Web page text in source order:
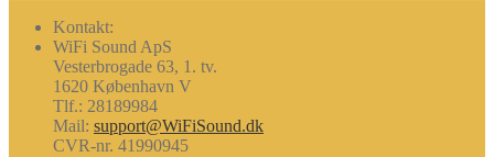
Kontakt:
WiFi Sound ApS
Vesterbrogade 63, 1. tv.
1620 København V
Tlf.: 28189984
Mail: support@WiFiSound.dk
CVR-nr. 41990945